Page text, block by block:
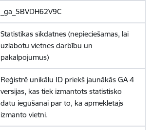
_ga_5BVDH62V9C
Statistikas sīkdatnes (nepieciešamas, lai
uzlabotu vietnes darbību un
pakalpojumus)
Reģistrē unikālu ID priekš jaunākās GA 4
versijas, kas tiek izmantots statistisko
datu iegūšanai par to, kā apmeklētājs
izmanto vietni.